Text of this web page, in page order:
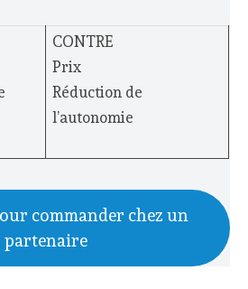
CONTRE
Prix
Réduction de
l’autonomie
commander chez un
partenaire